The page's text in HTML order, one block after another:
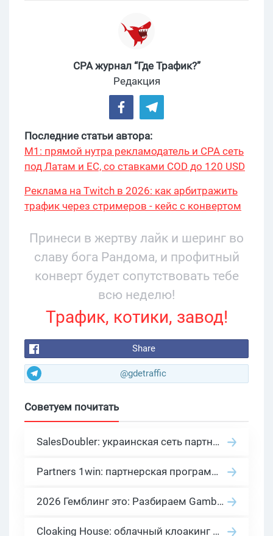
CPA журнал “Где Трафик?”
Редакция
Последние статьи автора:
М1: прямой нутра рекламодатель и CPA сеть
под Латам и ЕС, со ставками COD до 120 USD
Реклама на Twitch в 2026: как арбитражить
трафик через стримеров - кейс с конвертом
Принеси в жертву лайк и шеринг во
славу бога Рандома, и профитный
конверт будет сопутствовать тебе
всю неделю!
Трафик, котики, завод!
Share
@gdetraffic
Советуем почитать
SalesDoubler: украинская сеть партнерских программ с оплатой за действие
Partners 1win: партнерская программа казино в нише гемблинг арбитраж
2026 Гемблинг это: Разбираем Gambling вертикаль, и все что связано с гемблинг и беттинг офферами
Cloaking House: облачный клоакинг для фильтрации ботов FB и Google Ads — гайд PHP-интеграции 2026